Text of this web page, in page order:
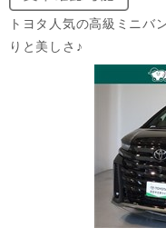
トヨタ人気の高級ミニ
りと美しさ♪